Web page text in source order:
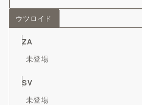
ウツロイド
ZA
未登場
SV
未登場